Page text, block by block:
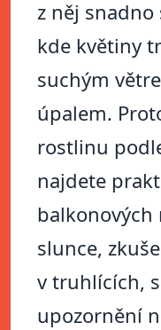
z něj snadno
kde květiny
suchým
úpalem.
rostlinu
najdete
slunce,
v truhlících,
upozornění